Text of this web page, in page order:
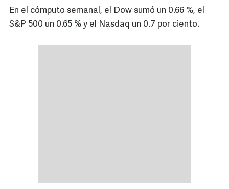
En el cómputo semanal, el Dow sumó un 0.66 %, el
S&P 500 un 0.65 % y el Nasdaq un 0.7 por ciento.